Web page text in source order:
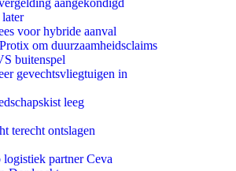
aangekondigd
voor hybride aanval
om duurzaamheidsclaims
buitenspel
gevechtsvliegtuigen in
leeg
terecht ontslagen
partner Ceva